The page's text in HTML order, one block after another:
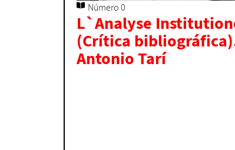
Número 0
L`Analyse
(Crítica
Antonio Tarí